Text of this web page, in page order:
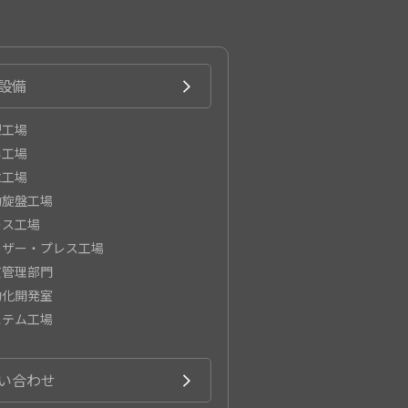
備
場
場
場
盤工場
工場
ー・プレス工場
理部門
開発室
ム工場
合わせ